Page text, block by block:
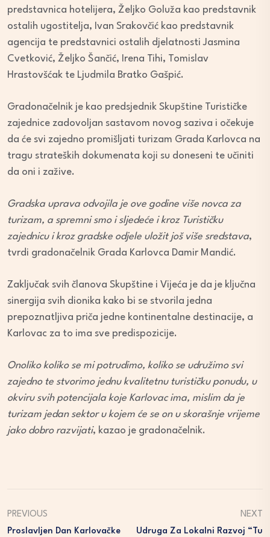
predstavnica hotelijera, Željko Goluža kao predstavnik
ostalih ugostitelja, Ivan Srakovčić kao predstavnik
agencija te predstavnici ostalih djelatnosti Jasmina
Cvetković, Željko Šančić, Irena Tihi, Tomislav
Hrastovšćak te Ljudmila Bratko Gašpić.
Gradonačelnik je kao predsjednik Skupštine Turističke
zajednice zadovoljan sastavom novog saziva i očekuje
da će svi zajedno promišljati turizam Grada Karlovca na
tragu strateških dokumenata koji su doneseni te učiniti
da oni i zažive.
Gradska uprava odvojila je ove godine više novca za
turizam, a spremni smo i sljedeće i kroz Turističku
zajednicu i kroz gradske odjele uložit još više sredstava,
tvrdi gradonačelnik Grada Karlovca Damir Mandić.
Zaključak svih članova Skupštine i Vijeća je da je ključna
sinergija svih dionika kako bi se stvorila jedna
prepoznatljiva priča jedne kontinentalne destinacije, a
Karlovac za to ima sve predispozicije.
Onoliko koliko se mi potrudimo, koliko se udružimo svi
zajedno te stvorimo jednu kvalitetnu turističku ponudu, u
okviru svih potencijala koje Karlovac ima, mislim da je
turizam jedan sektor u kojem će se on u skorašnje vrijeme
jako dobro razvijati, kazao je gradonačelnik.
PREVIOUS
Proslavljen Dan Karlovačke
NEXT
Udruga Za Lokalni Razvoj “Tu